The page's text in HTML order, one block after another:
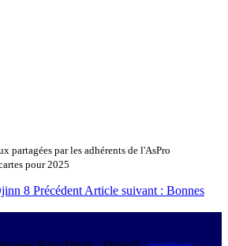
partagées par les adhérents de l'AsPro
pour 2025
8 Précédent Article suivant : Bonnes